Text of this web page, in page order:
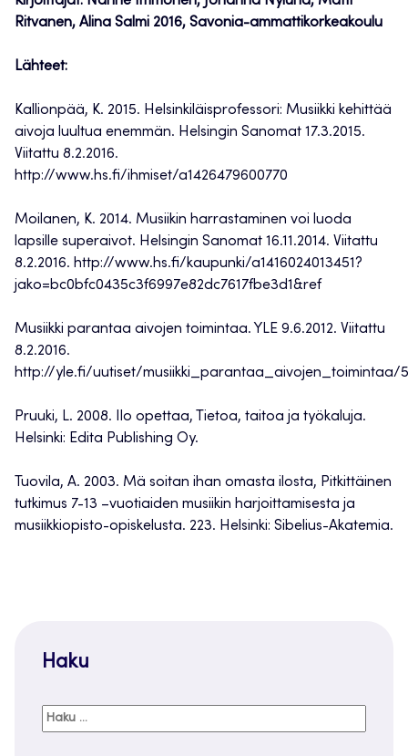
Ritvanen, Alina Salmi 2016, Savonia-ammattikorkeakoulu
Lähteet:
Kallionpää, K. 2015. Helsinkiläisprofessori: Musiikki kehittää
aivoja luultua enemmän. Helsingin Sanomat 17.3.2015.
Viitattu 8.2.2016.
http://www.hs.fi/ihmiset/a1426479600770
Moilanen, K. 2014. Musiikin harrastaminen voi luoda
lapsille superaivot. Helsingin Sanomat 16.11.2014. Viitattu
8.2.2016. http://www.hs.fi/kaupunki/a1416024013451?
jako=bc0bfc0435c3f6997e82dc7617fbe3d1&ref
Musiikki parantaa aivojen toimintaa. YLE 9.6.2012. Viitattu
8.2.2016.
http://yle.fi/uutiset/musiikki_parantaa_aivojen_toimintaa/
Pruuki, L. 2008. Ilo opettaa, Tietoa, taitoa ja työkaluja.
Helsinki: Edita Publishing Oy.
Tuovila, A. 2003. Mä soitan ihan omasta ilosta, Pitkittäinen
tutkimus 7-13 –vuotiaiden musiikin harjoittamisesta ja
musiikkiopisto-opiskelusta. 223. Helsinki: Sibelius-Akatemia.
Haku
Haku: